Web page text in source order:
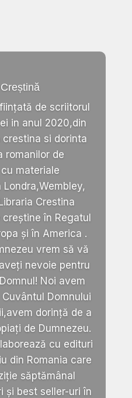
de scriitorul
in anul 2020,din
si dorinta
romanilor de
materiale
Crestina
în Regatul
și în America .
vrem să vă
nevoie pentru
Noi avem
Domnului
dorință de a
de Dumnezeu.
cu edituri
din Romania care
săptămânal
și best seller-uri în